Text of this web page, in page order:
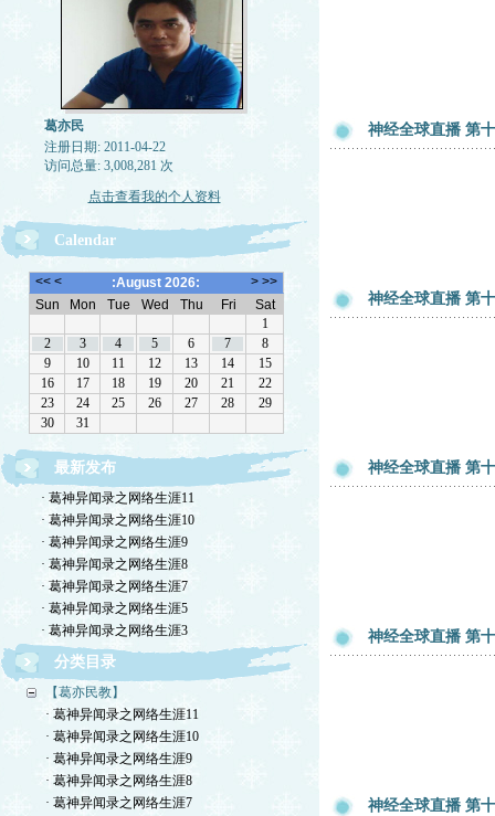
葛亦民
注册日期: 2011-04-22
访问总量: 3,008,281 次
点击查看我的个人资料
Calendar
最新发布
· 葛神异闻录之网络生涯11
· 葛神异闻录之网络生涯10
· 葛神异闻录之网络生涯9
· 葛神异闻录之网络生涯8
· 葛神异闻录之网络生涯7
· 葛神异闻录之网络生涯5
· 葛神异闻录之网络生涯3
分类目录
【葛亦民教】
· 葛神异闻录之网络生涯11
· 葛神异闻录之网络生涯10
· 葛神异闻录之网络生涯9
· 葛神异闻录之网络生涯8
· 葛神异闻录之网络生涯7
神经全球直播 第
神经全球直播 第
神经全球直播 第
神经全球直播 第
神经全球直播 第